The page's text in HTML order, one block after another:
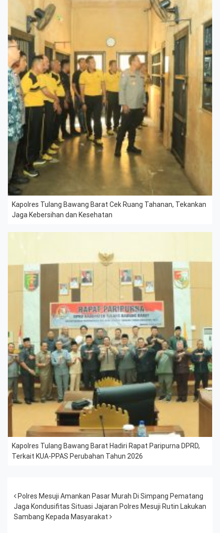
Kapolres Tulang Bawang Barat Cek Ruang Tahanan, Tekankan
Jaga Kebersihan dan Kesehatan
Kapolres Tulang Bawang Barat Hadiri Rapat Paripurna DPRD,
Terkait KUA-PPAS Perubahan Tahun 2026
Post navigation
Polres Mesuji Amankan Pasar Murah Di Simpang Pematang
Jaga Kondusifitas Situasi Jajaran Polres Mesuji Rutin Lakukan
Sambang Kepada Masyarakat